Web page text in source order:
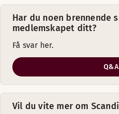
Har du noen brennende
medlemskapet ditt?
Få svar her.
Q&A
Vil du vite mer om